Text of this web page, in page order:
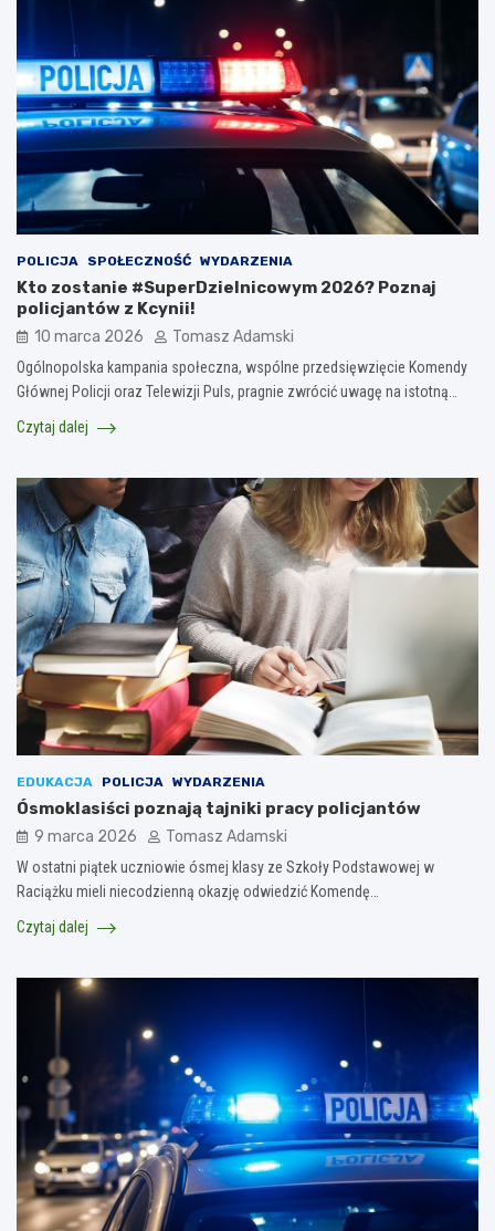
POLICJA SPOŁECZNOŚĆ WYDARZENIA
Kto zostanie #SuperDzielnicowym 2026? Poznaj
policjantów z Kcynii!
10 marca 2026 Tomasz Adamski
Ogólnopolska kampania społeczna, wspólne przedsięwzięcie Komendy
Głównej Policji oraz Telewizji Puls, pragnie zwrócić uwagę na istotną…
Czytaj dalej
EDUKACJA POLICJA WYDARZENIA
Ósmoklasiści poznają tajniki pracy policjantów
9 marca 2026 Tomasz Adamski
W ostatni piątek uczniowie ósmej klasy ze Szkoły Podstawowej w
Raciążku mieli niecodzienną okazję odwiedzić Komendę…
Czytaj dalej